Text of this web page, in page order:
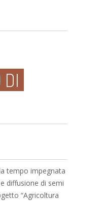
DI
tempo impegnata
diffusione di semi
“Agricoltura